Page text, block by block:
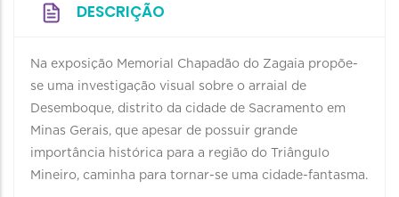
DESCRIÇÃO
Na exposição Memorial Chapadão do Zagaia propõe-
se uma investigação visual sobre o arraial de
Desemboque, distrito da cidade de Sacramento em
Minas Gerais, que apesar de possuir grande
importância histórica para a região do Triângulo
Mineiro, caminha para tornar-se uma cidade-fantasma.